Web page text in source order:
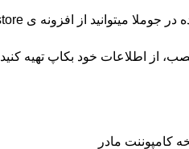
در جوملا میتوانید از افزونه ی
از اطلاعات خود بکاپ تهیه
کامپوننت مادر